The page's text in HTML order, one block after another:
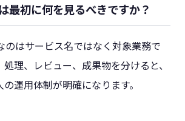
最初に何を見るべきですか？
のはサービス名ではなく対象業務で
理、レビュー、成果物を分けると、
運用体制が明確になります。